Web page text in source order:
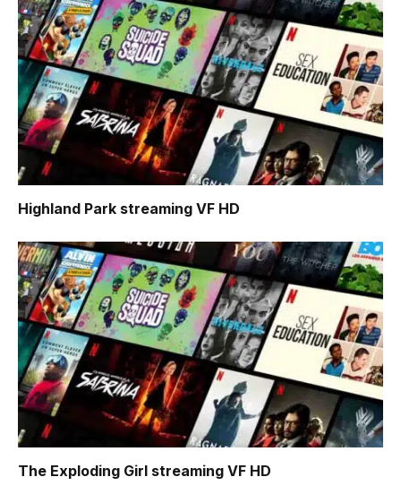
Highland Park streaming VF HD
The Exploding Girl streaming VF HD